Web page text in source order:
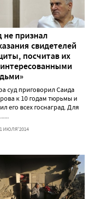
не признал
свидетелей
посчитав их
суд приговорил Саида
к 10 годам тюрьмы и
его всех госнаград. Для
ИЮЛЯ'2014